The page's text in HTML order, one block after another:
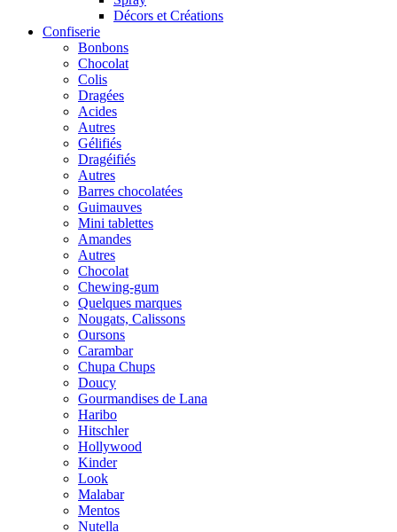
Décors et Créations
Confiserie
Bonbons
Chocolat
Colis
Dragées
Acides
Autres
Gélifiés
Dragéifiés
Autres
Barres chocolatées
Guimauves
Mini tablettes
Amandes
Autres
Chocolat
Chewing-gum
Quelques marques
Nougats, Calissons
Oursons
Carambar
Chupa Chups
Doucy
Gourmandises de Lana
Haribo
Hitschler
Hollywood
Kinder
Look
Malabar
Mentos
Nutella